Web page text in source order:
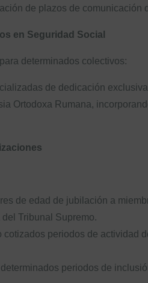
de plazos de
en Seguridad Social
determinados colectivos:
de dedicación
Ortodoxa Rumana,
de edad de jubilación a
Tribunal Supremo.
cotizados periodos de actividad
periodos de